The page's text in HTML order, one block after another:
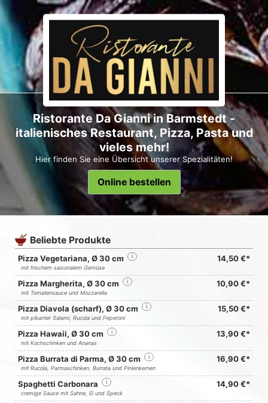
Ristorante Da Gianni in Barmstedt -
italienisches Restaurant, Pizza, Pasta und
vieles mehr!
Hier finden Sie eine Übersicht unserer Spezialitäten!
Online bestellen
Beliebte Produkte
Pizza Vegetariana, Ø 30 cm i 14,50 €*
mit frischem saisonalem Gemüse
Pizza Margherita, Ø 30 cm i 10,90 €*
mit Tomatensauce und Mozzarella
Pizza Diavola (scharf), Ø 30 cm i 15,50 €*
mit pikanter Salami, Rucola und Peperoni
Pizza Hawaii, Ø 30 cm i 13,90 €*
mit Kochschinken und Ananas
Pizza Burrata di Parma, Ø 30 cm i 16,90 €*
mit Rucola, Parmaschinken, Burrata und Pinienkernen
Spaghetti Carbonara i 14,90 €*
cremige Sauce mit Sahne, Ei und Speck